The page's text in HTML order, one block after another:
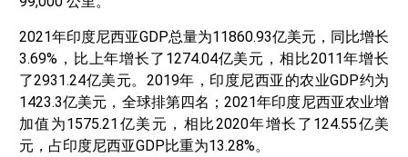
2021年印度尼西亚GDP总量为11860.93亿美元，同比增长
3.69%，比上年增长了1274.04亿美元，相比2011年增长
了2931.24亿美元。2019年，印度尼西亚的农业GDP约为
1423.3亿美元，全球排第四名；2021年印度尼西亚农业增
加值为1575.21亿美元，相比2020年增长了124.55亿美
元，占印度尼西亚GDP比重为13.28%。